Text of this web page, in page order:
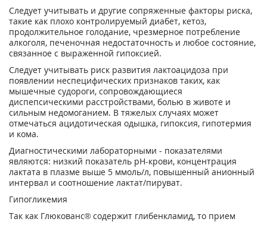
Следует учитывать и другие сопряженные факторы риска,
такие как плохо контролируемый диабет, кетоз,
продолжительное голодание, чрезмерное потребление
алкоголя, печеночная недостаточность и любое состояние,
связанное с выраженной гипоксией.
Следует учитывать риск развития лактоацидоза при
появлении неспецифических признаков таких, как
мышечные судороги, сопровождающиеся
диспепсическими расстройствами, болью в животе и
сильным недомоганием. В тяжелых случаях может
отмечаться ацидотическая одышка, гипоксия, гипотермия
и кома.
Диагностическими лабораторными - показателями
являются: низкий показатель pH-крови, концентрация
лактата в плазме выше 5 ммоль/л, повышенный анионный
интервал и соотношение лактат/пируват.
Гипогликемия
Так как Глюкованс® содержит глибенкламид, то прием